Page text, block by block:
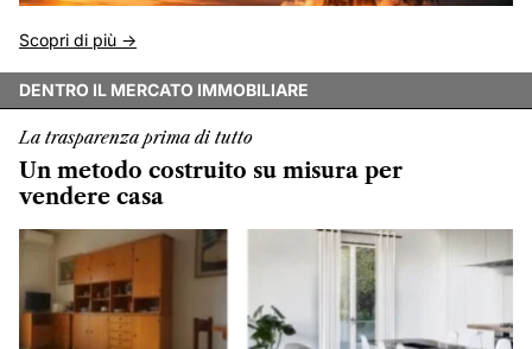
Scopri di più ->
DENTRO IL MERCATO IMMOBILIARE
La trasparenza prima di tutto
Un metodo costruito su misura per
vendere casa